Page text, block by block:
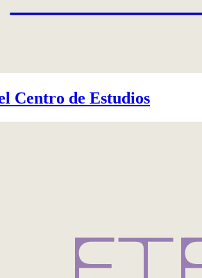
Centro de Estudios